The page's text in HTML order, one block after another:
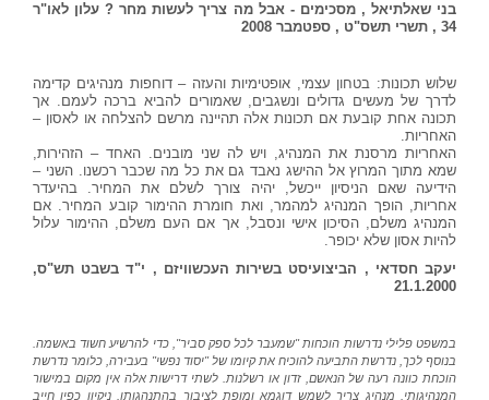
בני שאלתיאל , מסכימים - אבל מה צריך לעשות מחר ? עלון לאו"ר
34 , תשרי תשס"ט , ספטמבר 2008
שלוש תכונות: בטחון עצמי, אופטימיות והעזה–דוחפות מנהיגים קדימה
לדרך של מעשים גדולים ונשגבים, שאמורים להביא ברכה לעמם. אך
תכונה אחת קובעת אם תכונות אלה תהיינה מרשם להצלחה או לאסון–
האחריות.
האחריות מרסנת את המנהיג, ויש לה שני מובנים. האחד– הזהירות,
שמא מתוך המרוץ אל ההישג נאבד גם את כל מה שכבר רכשנו. השני–
הידיעה שאם הניסיון ייכשל, יהיה צורך לשלם את המחיר. בהיעדר
אחריות, הופך המנהיג למהמר, ואת חומרת ההימור קובע המחיר. אם
המנהיג משלם, הסיכון אישי ונסבל, אך אם העם משלם, ההימור עלול
להיות אסון שלא יכופר.
יעקב חסדאי , הביצועיסט בשירות העכשוויזם , י"ד בשבט תש"ס,
21.1.2000
במשפט פלילי נדרשות הוכחות "שמעבר לכל ספק סביר", כדי להרשיע חשוד באשמה.
בנוסף לכך, נדרשת התביעה להוכיח את קיומו של "יסוד נפשי" בעבירה, כלומר נדרשת
הוכחת כוונה רעה של הנאשם, זדון או רשלנות. לשתי דרישות אלה אין מקום במישור
המנהיגותי. מנהיג צריך לשמש דוגמא ומופת לציבור בהתנהגותו. ניקיון כפיו חייב